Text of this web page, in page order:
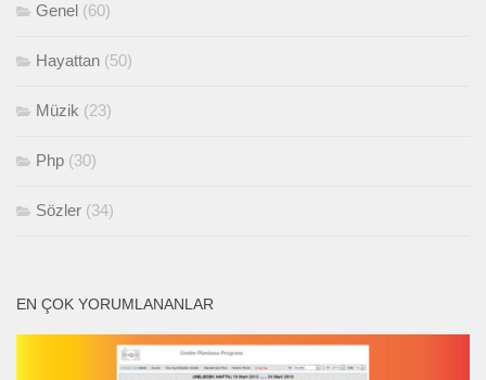
Genel (60)
Hayattan (50)
Müzik (23)
Php (30)
Sözler (34)
EN ÇOK YORUMLANANLAR